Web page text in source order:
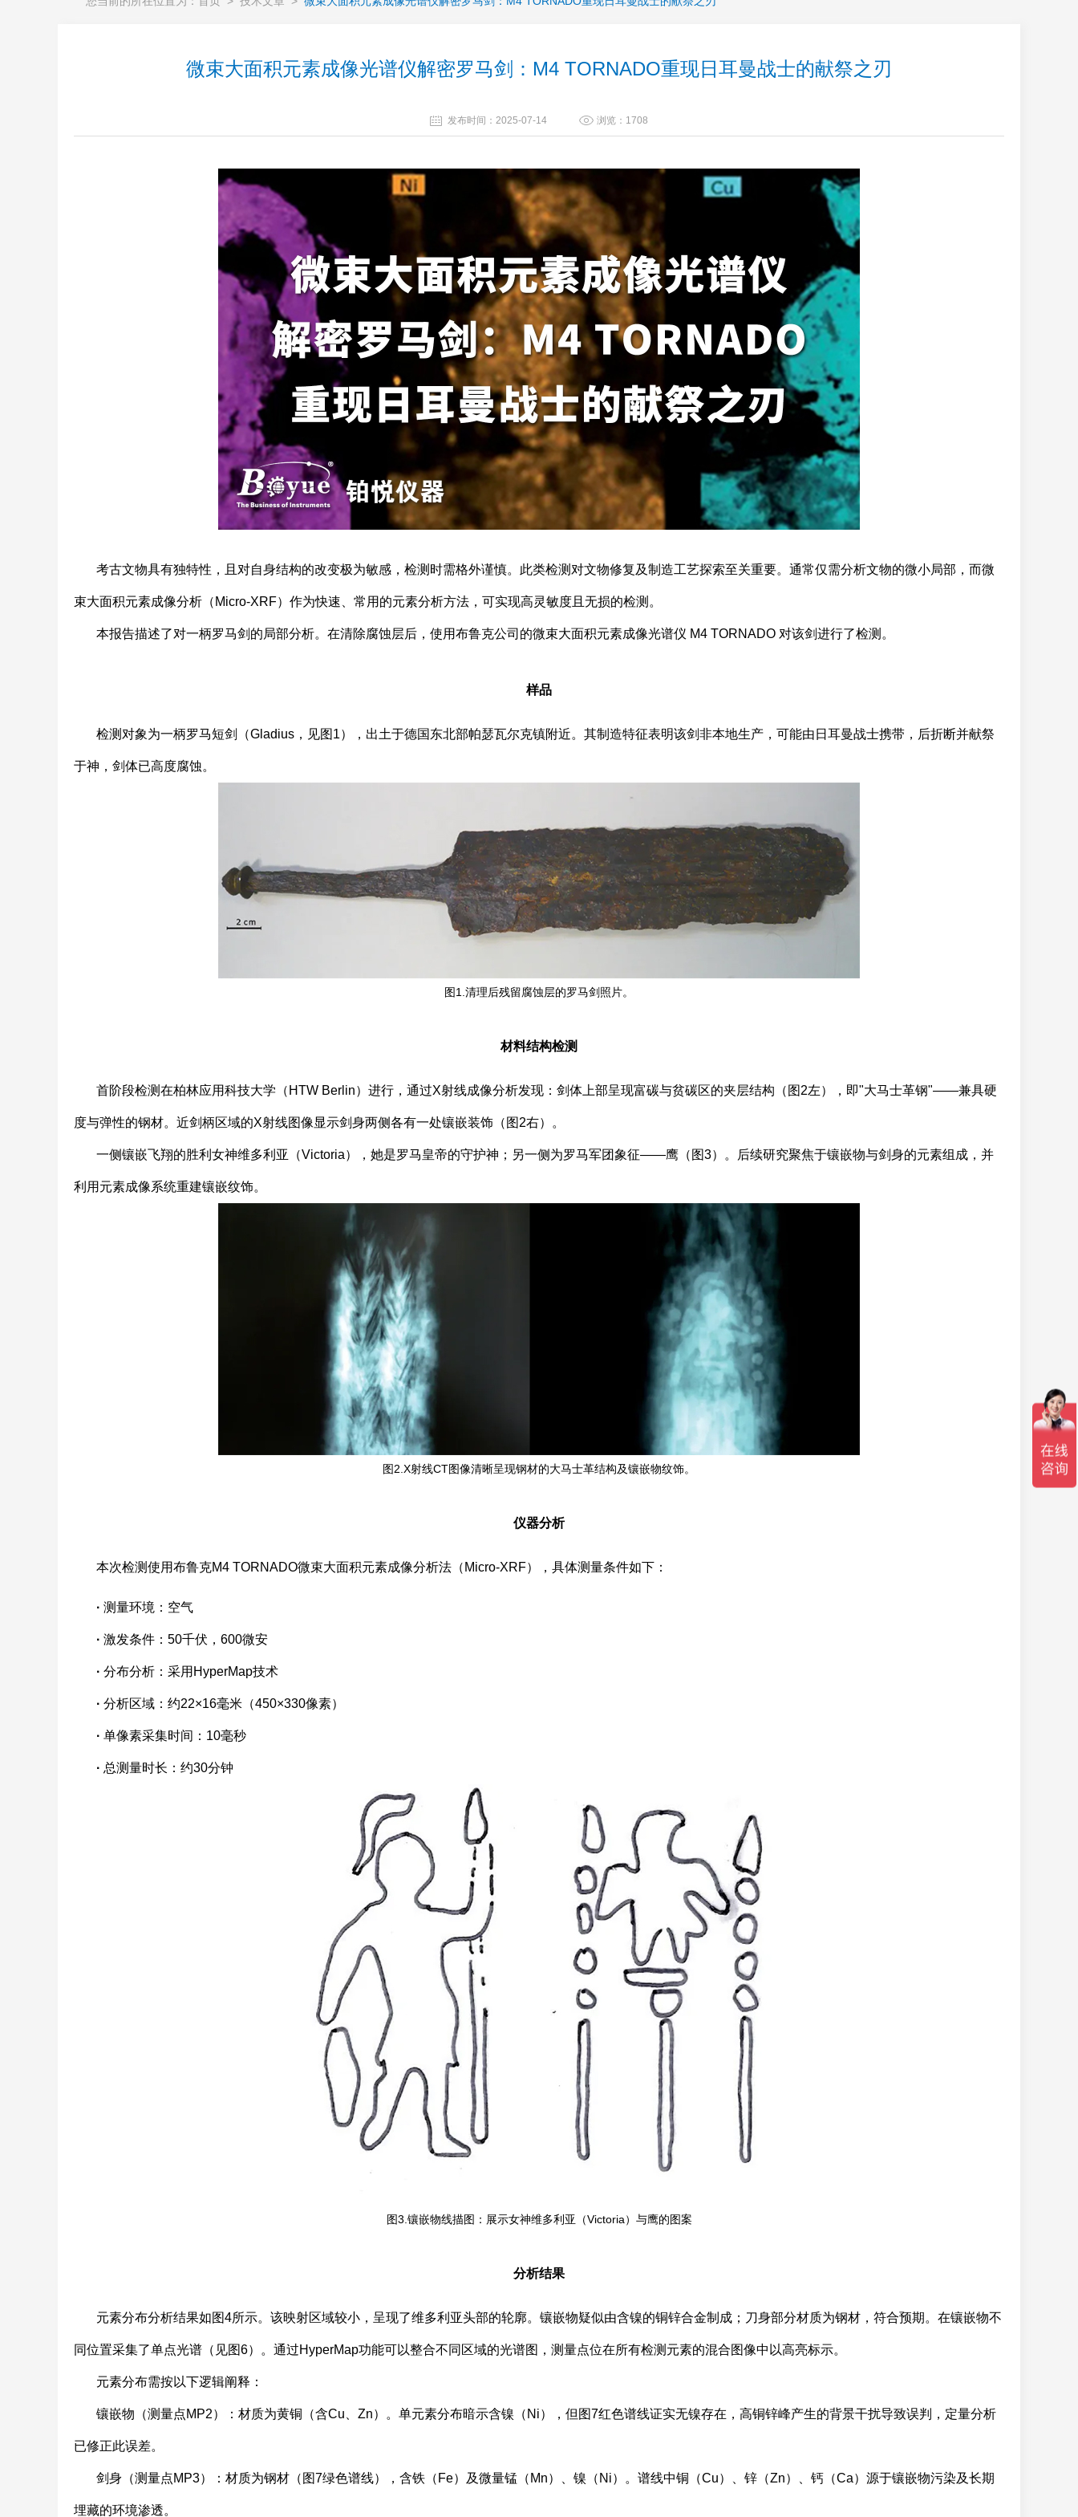
微束大面积元素成像光谱仪解密罗马剑：M4 TORNADO重现日耳曼战士的献祭之刃
发布时间：2025-07-14 浏览：1708
考古文物具有独特性，且对自身结构的改变极为敏感，检测时需格外谨慎。此类检测对文物修复及制造工艺探索至关重要。通常仅需分析文物的微小局部，而微
束大面积元素成像分析（Micro-XRF）作为快速、常用的元素分析方法，可实现高灵敏度且无损的检测。
本报告描述了对一柄罗马剑的局部分析。在清除腐蚀层后，使用布鲁克公司的微束大面积元素成像光谱仪 M4 TORNADO 对该剑进行了检测。
样品
检测对象为一柄罗马短剑（Gladius，见图1），出土于德国东北部帕瑟瓦尔克镇附近。其制造特征表明该剑非本地生产，可能由日耳曼战士携带，后折断并献祭
于神，剑体已高度腐蚀。
图1.清理后残留腐蚀层的罗马剑照片。
材料结构检测
首阶段检测在柏林应用科技大学（HTW Berlin）进行，通过X射线成像分析发现：剑体上部呈现富碳与贫碳区的夹层结构（图2左），即"大马士革钢"——兼具硬
度与弹性的钢材。近剑柄区域的X射线图像显示剑身两侧各有一处镶嵌装饰（图2右）。
一侧镶嵌飞翔的胜利女神维多利亚（Victoria），她是罗马皇帝的守护神；另一侧为罗马军团象征——鹰（图3）。后续研究聚焦于镶嵌物与剑身的元素组成，并
利用元素成像系统重建镶嵌纹饰。
图2.X射线CT图像清晰呈现钢材的大马士革结构及镶嵌物纹饰。
仪器分析
本次检测使用布鲁克M4 TORNADO微束大面积元素成像分析法（Micro-XRF），具体测量条件如下：
· 测量环境：空气
· 激发条件：50千伏，600微安
· 分布分析：采用HyperMap技术
· 分析区域：约22×16毫米（450×330像素）
· 单像素采集时间：10毫秒
· 总测量时长：约30分钟
图3.镶嵌物线描图：展示女神维多利亚（Victoria）与鹰的图案
分析结果
元素分布分析结果如图4所示。该映射区域较小，呈现了维多利亚头部的轮廓。镶嵌物疑似由含镍的铜锌合金制成；刀身部分材质为钢材，符合预期。在镶嵌物不
同位置采集了单点光谱（见图6）。通过HyperMap功能可以整合不同区域的光谱图，测量点位在所有检测元素的混合图像中以高亮标示。
元素分布需按以下逻辑阐释：
镶嵌物（测量点MP2）：材质为黄铜（含Cu、Zn）。单元素分布暗示含镍（Ni），但图7红色谱线证实无镍存在，高铜锌峰产生的背景干扰导致误判，定量分析
已修正此误差。
剑身（测量点MP3）：材质为钢材（图7绿色谱线），含铁（Fe）及微量锰（Mn）、镍（Ni）。谱线中铜（Cu）、锌（Zn）、钙（Ca）源于镶嵌物污染及长期
埋藏的环境渗透。